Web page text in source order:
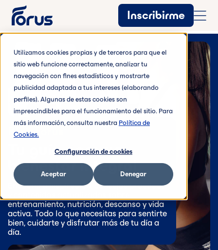
Utilizamos cookies propias y de terceros para que el
sitio web funcione correctamente, analizar tu
navegación con fines estadísticos y mostrarte
publicidad adaptada a tus intereses (elaborando
perfiles). Algunas de estas cookies son
imprescindibles para el funcionamiento del sitio. Para
más información, consulta nuestra Política de
Cookies.
Configuración de cookies
Aceptar Denegar
Inscribirme
Blog Forus
Tu guía para un
bienestar integral
Encuentra inspiración, consejos prácticos
entrenamiento, nutrición, descanso y vida
activa. Todo lo que necesitas para sentirte
bien, cuidarte y disfrutar más de tu día a
día.